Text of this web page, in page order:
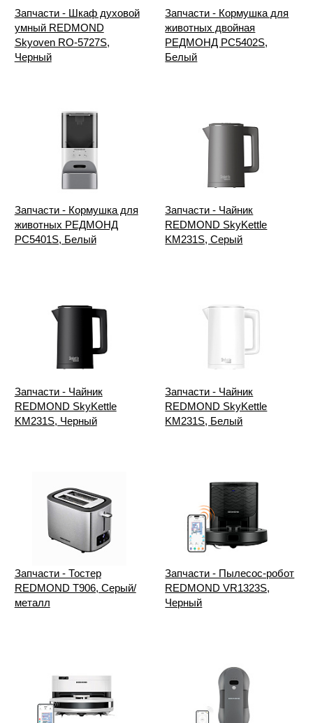
Запчасти - Шкаф духовой
умный REDMOND
Skyoven RO-5727S,
Черный
Запчасти - Кормушка для
животных двойная
РЕДМОНД PC5402S,
Белый
Запчасти - Кормушка для
животных РЕДМОНД
PC5401S, Белый
Запчасти - Чайник
REDMOND SkyKettle
KM231S, Серый
Запчасти - Чайник
REDMOND SkyKettle
KM231S, Черный
Запчасти - Чайник
REDMOND SkyKettle
KM231S, Белый
Запчасти - Тостер
REDMOND T906, Серый/
металл
Запчасти - Пылесос-робот
REDMOND VR1323S,
Черный